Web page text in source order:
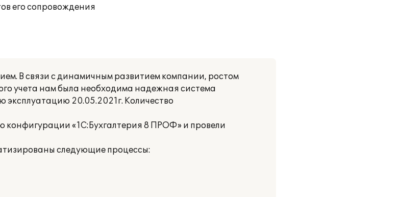
его сопровождения
В связи с динамичным развитием компании, ростом
учета нам была необходима надежная система
20.05.2021г. Количество
«1С:Бухгалтерия 8 ПРОФ» и провели
следующие процессы: